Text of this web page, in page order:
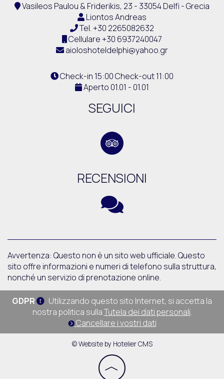
Vasileos Paulou & Friderikis, 23 - 33054 Delfi - Grecia
Liontos Andreas
Tel.+30 2265082632
Cellulare+30 6937240047
aioloshoteldelphi@yahoo.gr
Check-in 15:00 Check-out 11:00
Aperto 01.01 - 01.01
SEGUICI
RECENSIONI
Avvertenza: Questo non è un sito web ufficiale. Questo
sito offre informazioni e numeri di telefono sulla struttura,
nonché un servizio di prenotazione online.
GDPR
Utilizzando questo sito Internet, si accetta la
nostra politica sullaTutela dei dati personali.
Cancellare i vostri dati
© Website by Hotelier CMS
︿